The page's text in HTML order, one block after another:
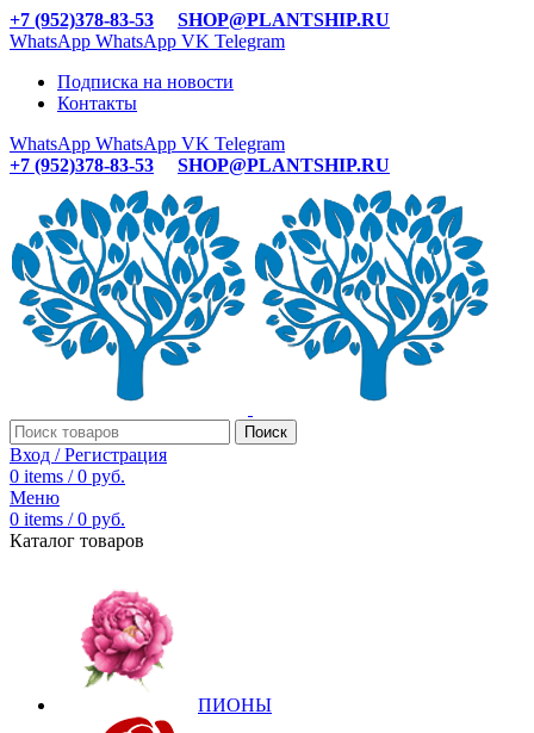
+7 (952)378-83-53
SHOP@PLANTSHIP.RU
WhatsApp WhatsApp VK Telegram
Подписка на новости
Контакты
WhatsApp WhatsApp VK Telegram
+7 (952)378-83-53
SHOP@PLANTSHIP.RU
Поиск
Вход / Регистрация
0 items / 0 руб.
Меню
0 items / 0 руб.
Каталог товаров
ПИОНЫ